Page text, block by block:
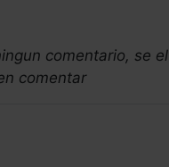
comentario, se el
comentar